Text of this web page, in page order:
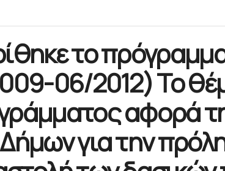
το
06/2012) Το
αφορά
για την